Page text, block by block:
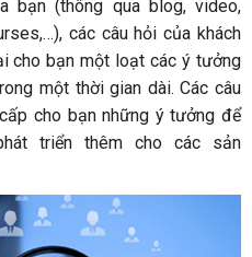
bạn (thông qua blog, video,
các câu hỏi của khách
cho bạn một loạt các ý tưởng
một thời gian dài. Các câu
cho bạn những ý tưởng để
triển thêm cho các sản